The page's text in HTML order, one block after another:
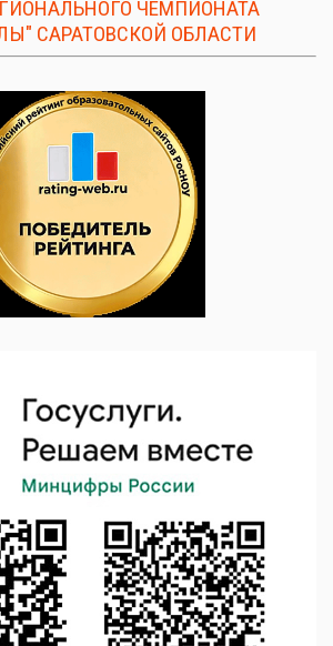
ЧЕМПИОНАТА
САРАТОВСКОЙ ОБЛАСТИ